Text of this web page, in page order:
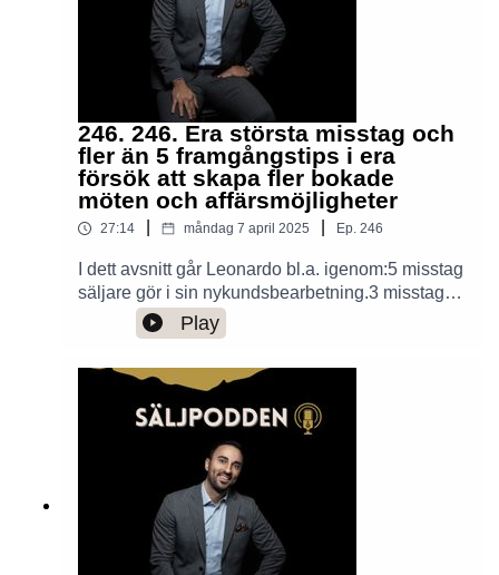
246. 246. Era största misstag och
fler än 5 framgångstips i era
försök att skapa fler bokade
möten och affärsmöjligheter
27:14 måndag 7 april 2025 Ep. 246
I dett avsnitt går Leonardo bl.a. igenom:5 misstag
säljare gör i sin nykundsbearbetning.3 misstag
säljledare gör i sina försök att gå teamet att
prestera.3 framgångsrika metoder för att fylla
inom varje metod.Trevlig lyssning!
Play